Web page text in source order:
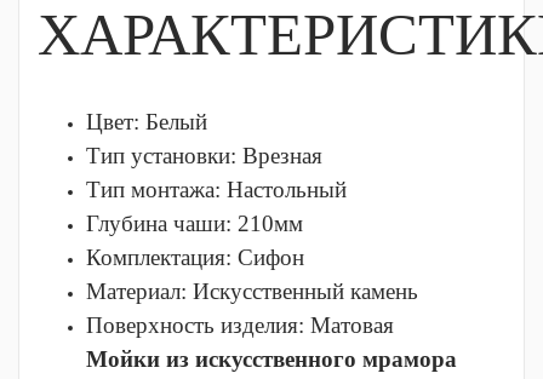
Цвет: Белый
Тип установки: Врезная
Тип монтажа: Настольный
Глубина чаши: 210мм
Комплектация: Сифон
Материал: Искусственный камень
Поверхность изделия: Матовая
Мойки из искусственного мрамора